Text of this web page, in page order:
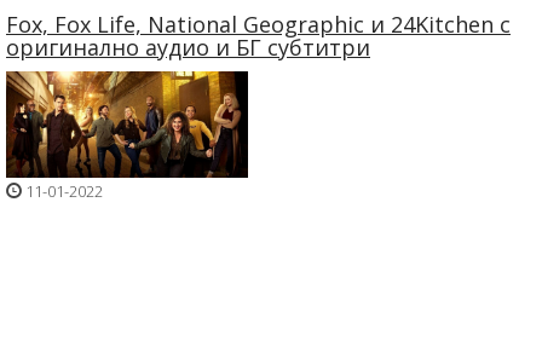
Fox, Fox Life, National Geographic и 24Kitchen с
оригинално аудио и БГ субтитри
11-01-2022